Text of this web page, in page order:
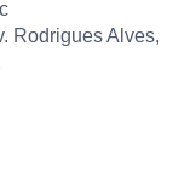
Rodrigues Alves,